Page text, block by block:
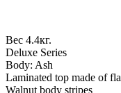
Вес 4.4кг.
Deluxe Series
Body: Ash
Laminated top made of
Walnut body stripes